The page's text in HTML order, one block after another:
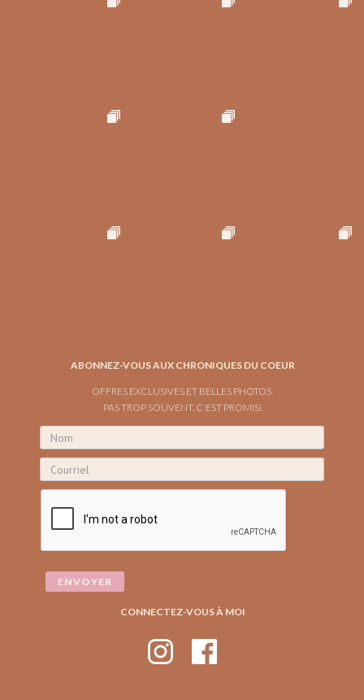
ABONNEZ-VOUS AUX CHRONIQUES DU COEUR
OFFRES EXCLUSIVES ET BELLES PHOTOS.
PAS TROP SOUVENT, C'EST PROMIS!
CONNECTEZ-VOUS À MOI